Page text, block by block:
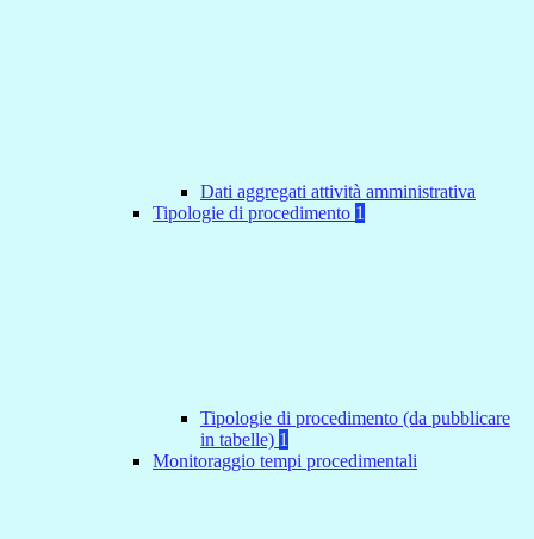
Dati aggregati attività amministrativa
Tipologie di procedimento 1
Tipologie di procedimento (da pubblicare
in tabelle) 1
Monitoraggio tempi procedimentali